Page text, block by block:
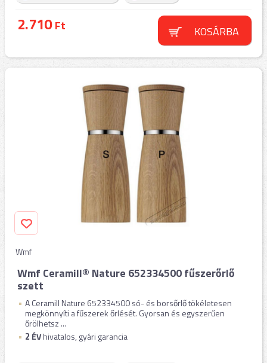
2.710Ft KOSÁRBA
Wmf
Wmf Ceramill® Nature 652334500 fűszerőrlő
szett
A Ceramill Nature 652334500 só- és borsőrlő tökéletesen
megkönnyíti a fűszerek őrlését. Gyorsan és egyszerűen
őrölhetsz ...
2 ÉVhivatalos, gyári garancia